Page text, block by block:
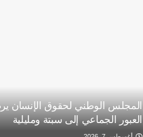
المجلس الوطني لحقوق الإنسان
العبور الجماعي إلى سبتة ومليلية